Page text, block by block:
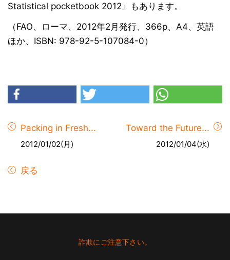
Statistical pocketbook 2012』もあります。
（FAO、ローマ、2012年2月発行、366p、A4、英語
ほか、ISBN: 978-92-5-107084-0）
Packing in Fresh...
2012/01/02(月)
Toward the Future...
2012/01/04(水)
戻る
詐欺にご注意下さい。